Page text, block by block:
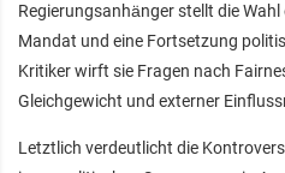
Regierungsanhänger stellt die
Mandat und eine Fortsetzung
Kritiker wirft sie Fragen nach
Gleichgewicht und externer
Letztlich verdeutlicht die